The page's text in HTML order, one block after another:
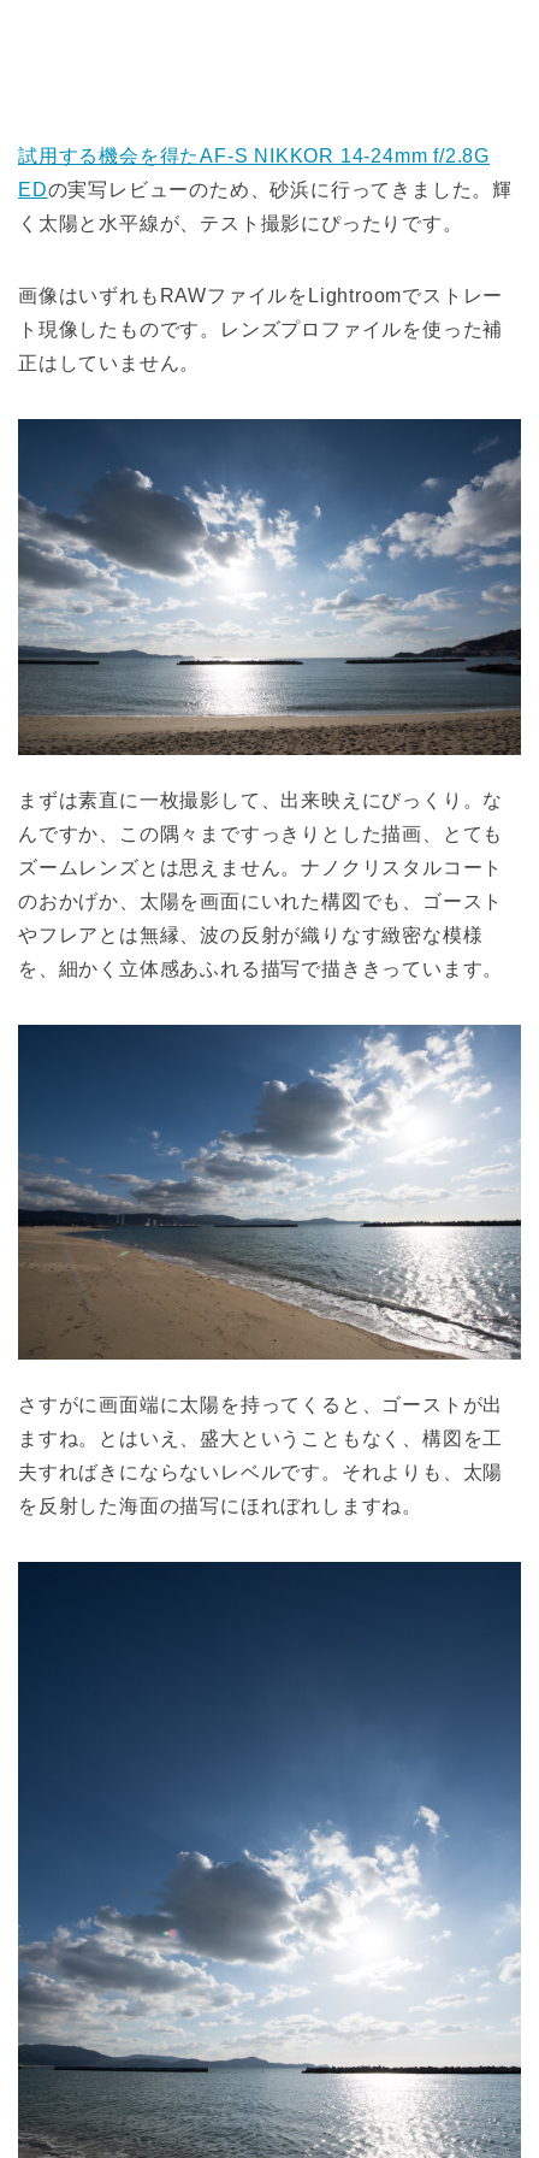
試用する機会を得たAF-S NIKKOR 14-24mm f/2.8G
EDの実写レビューのため、砂浜に行ってきました。輝
く太陽と水平線が、テスト撮影にぴったりです。
画像はいずれもRAWファイルをLightroomでストレー
ト現像したものです。レンズプロファイルを使った補
正はしていません。
まずは素直に一枚撮影して、出来映えにびっくり。な
んですか、この隅々まですっきりとした描画、とても
ズームレンズとは思えません。ナノクリスタルコート
のおかげか、太陽を画面にいれた構図でも、ゴースト
やフレアとは無縁、波の反射が織りなす緻密な模様
を、細かく立体感あふれる描写で描ききっています。
さすがに画面端に太陽を持ってくると、ゴーストが出
ますね。とはいえ、盛大ということもなく、構図を工
夫すればきにならないレベルです。それよりも、太陽
を反射した海面の描写にほれぼれしますね。